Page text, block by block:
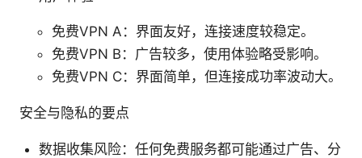
免费VPN A：界面友好，连接速度较稳定。
免费VPN B：广告较多，使用体验略受影响。
免费VPN C：界面简单，但连接成功率波动大。
安全与隐私的要点
数据收集风险：任何免费服务都可能通过广告、分